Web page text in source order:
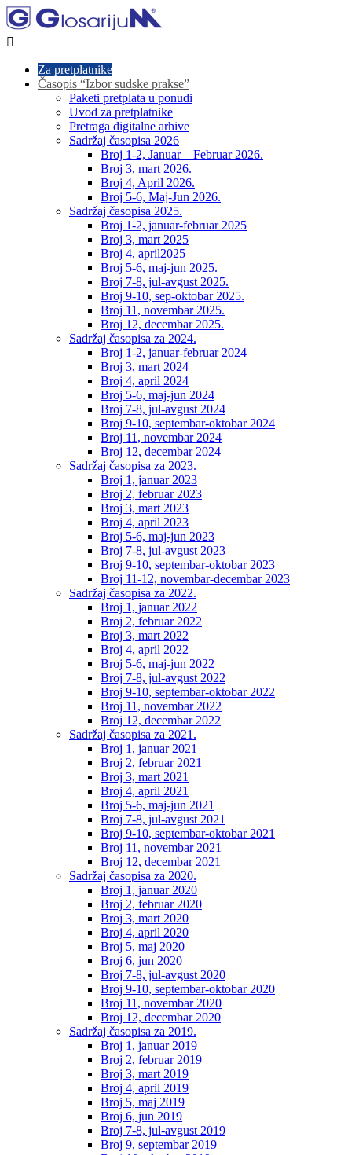

Za pretplatnike
Časopis “Izbor sudske prakse”
Paketi pretplata u ponudi
Uvod za pretplatnike
Pretraga digitalne arhive
Sadržaj časopisa 2026
Broj 1-2, Januar – Februar 2026.
Broj 3, mart 2026.
Broj 4, April 2026.
Broj 5-6, Maj-Jun 2026.
Sadržaj časopisa 2025.
Broj 1-2, januar-februar 2025
Broj 3, mart 2025
Broj 4, april2025
Broj 5-6, maj-jun 2025.
Broj 7-8, jul-avgust 2025.
Broj 9-10, sep-oktobar 2025.
Broj 11, novembar 2025.
Broj 12, decembar 2025.
Sadržaj časopisa za 2024.
Broj 1-2, januar-februar 2024
Broj 3, mart 2024
Broj 4, april 2024
Broj 5-6, maj-jun 2024
Broj 7-8, jul-avgust 2024
Broj 9-10, septembar-oktobar 2024
Broj 11, novembar 2024
Broj 12, decembar 2024
Sadržaj časopisa za 2023.
Broj 1, januar 2023
Broj 2, februar 2023
Broj 3, mart 2023
Broj 4, april 2023
Broj 5-6, maj-jun 2023
Broj 7-8, jul-avgust 2023
Broj 9-10, septembar-oktobar 2023
Broj 11-12, novembar-decembar 2023
Sadržaj časopisa za 2022.
Broj 1, januar 2022
Broj 2, februar 2022
Broj 3, mart 2022
Broj 4, april 2022
Broj 5-6, maj-jun 2022
Broj 7-8, jul-avgust 2022
Broj 9-10, septembar-oktobar 2022
Broj 11, novembar 2022
Broj 12, decembar 2022
Sadržaj časopisa za 2021.
Broj 1, januar 2021
Broj 2, februar 2021
Broj 3, mart 2021
Broj 4, april 2021
Broj 5-6, maj-jun 2021
Broj 7-8, jul-avgust 2021
Broj 9-10, septembar-oktobar 2021
Broj 11, novembar 2021
Broj 12, decembar 2021
Sadržaj časopisa za 2020.
Broj 1, januar 2020
Broj 2, februar 2020
Broj 3, mart 2020
Broj 4, april 2020
Broj 5, maj 2020
Broj 6, jun 2020
Broj 7-8, jul-avgust 2020
Broj 9-10, septembar-oktobar 2020
Broj 11, novembar 2020
Broj 12, decembar 2020
Sadržaj časopisa za 2019.
Broj 1, januar 2019
Broj 2, februar 2019
Broj 3, mart 2019
Broj 4, april 2019
Broj 5, maj 2019
Broj 6, jun 2019
Broj 7-8, jul-avgust 2019
Broj 9, septembar 2019